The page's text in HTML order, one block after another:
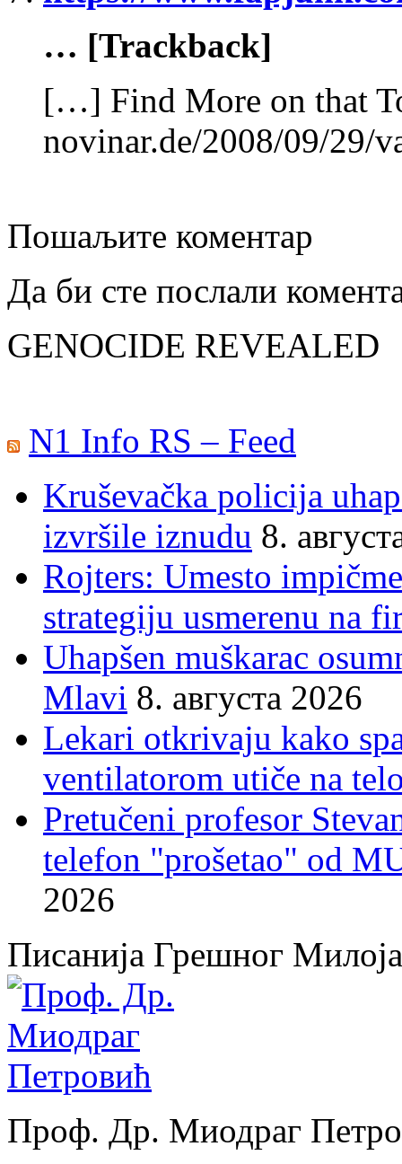
… [Trackback]
[…] Find More on that
novinar.de/2008/09/29/
Пошаљите коментар
Да би сте послали
GENOCIDE REVEALED
N1 Info RS – Feed
Kruševačka policija
izvršile iznudu 8.
Rojters: Umesto
strategiju usmerenu na
Uhapšen muškarac
Mlavi 8. августа 2026
Lekari otkrivaju kako
ventilatorom utiče na
Pretučeni profesor
telefon "prošetao" od
2026
Писанија Грешног Милоја
Проф. Др. Миодраг